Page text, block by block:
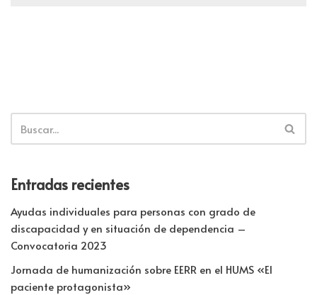
Entradas recientes
Ayudas individuales para personas con grado de
discapacidad y en situación de dependencia –
Convocatoria 2023
Jornada de humanización sobre EERR en el HUMS «El
paciente protagonista»